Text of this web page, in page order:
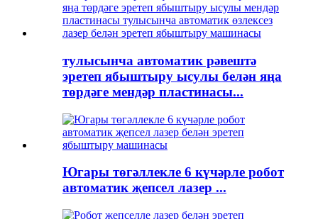
тулысынча автоматик рәвештә
эретеп ябыштыру ысулы белән яңа
төрдәге мендәр пластинасы...
Югары төгәллекле 6 күчәрле робот
автоматик җепсел лазер ...